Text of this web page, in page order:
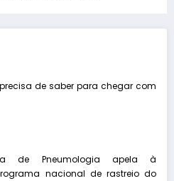
de saber para chegar com
de Pneumologia apela à
nacional de rastreio do